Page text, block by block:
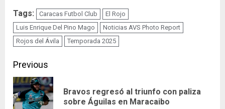
Tags: Caracas Futbol Club
El Rojo
Luis Enrique Del Pino Mago
Noticias AVS Photo Report
Rojos del Ávila
Temporada 2025
Continue
Reading
Previous
Bravos regresó al triunfo con paliza
sobre Águilas en Maracaibo